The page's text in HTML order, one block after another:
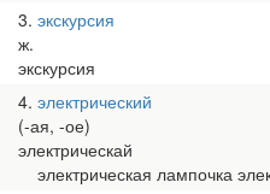
3 экскурсия
ж.
экскурсия
4 электрический
(-ая, -ое)
электрическай
электрическая лампочка